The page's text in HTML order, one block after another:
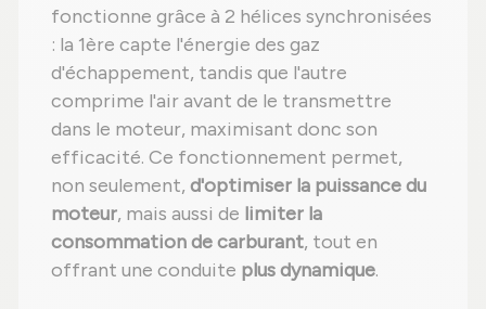
fonctionne grâce à 2 hélices synchronisées
: la 1ère capte l'énergie des gaz
d'échappement, tandis que l'autre
comprime l'air avant de le transmettre
dans le moteur, maximisant donc son
efficacité. Ce fonctionnement permet,
non seulement, d'optimiser la puissance du
moteur, mais aussi de limiter la
consommation de carburant, tout en
offrant une conduite plus dynamique.